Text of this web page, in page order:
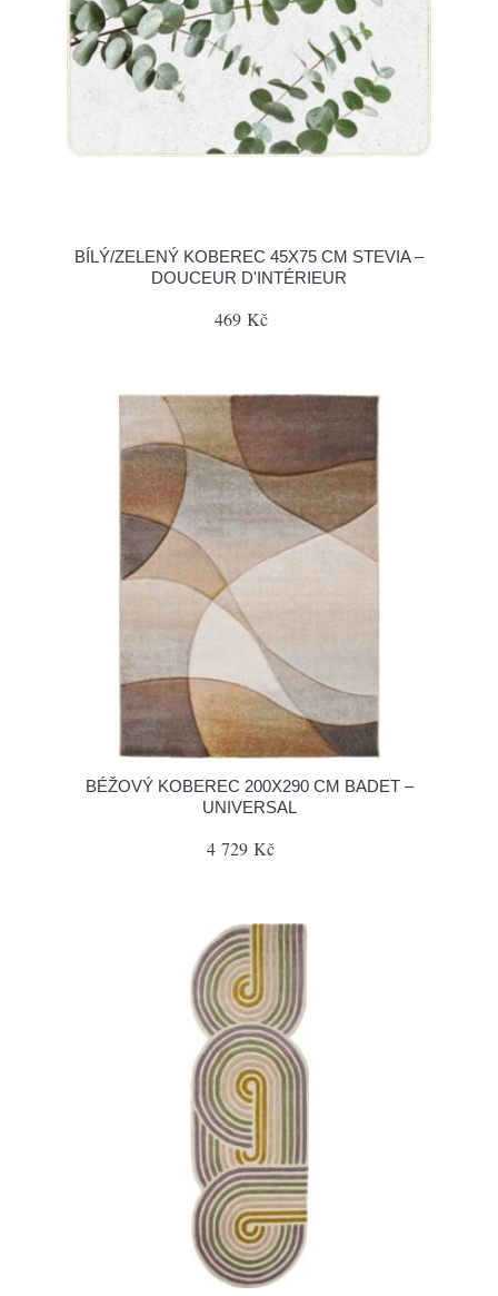
BÍLÝ/ZELENÝ KOBEREC 45X75 CM STEVIA –
DOUCEUR D'INTÉRIEUR
469 Kč
BÉŽOVÝ KOBEREC 200X290 CM BADET –
UNIVERSAL
4 729 Kč